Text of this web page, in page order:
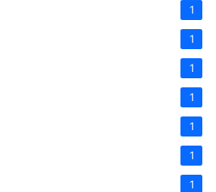
1
1
1
1
1
1
1